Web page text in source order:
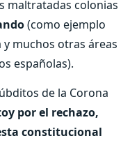
maltratadas colonias
(como ejemplo
muchos otras áreas
españolas).
de la Corona
por el rechazo,
constitucional